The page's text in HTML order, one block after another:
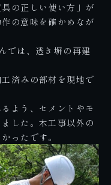
の正しい使い方」が
の意味を確かめなが
では、透き塀の再建
済みの部材を現地で
よう、セメントやモ
した。木工事以外の
ったです。